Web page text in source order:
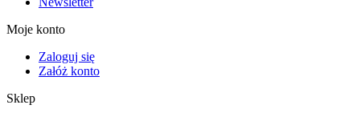
Moje konto
Zaloguj się
Załóż konto
Sklep